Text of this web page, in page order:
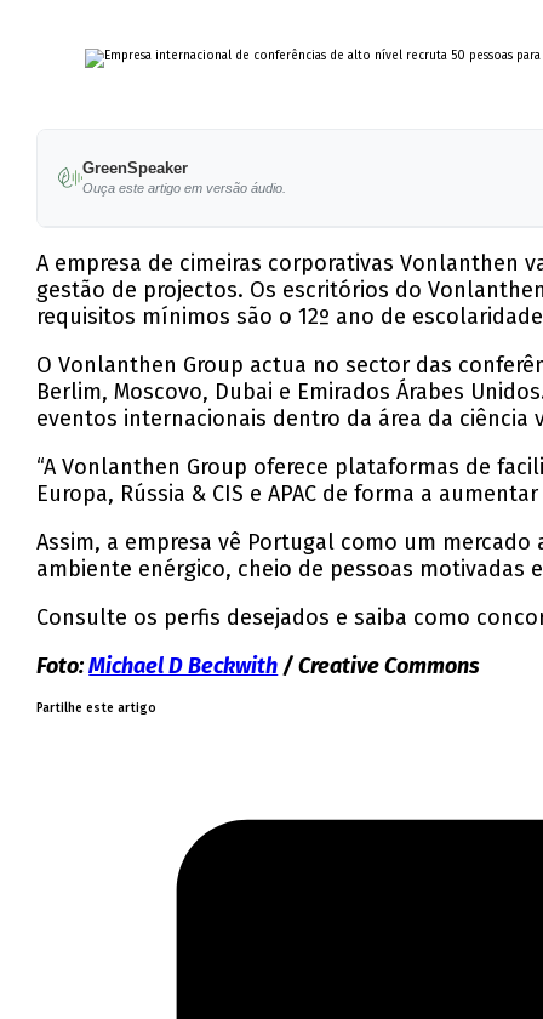
GreenSpeaker
Ouça este artigo em versão áudio.
A empresa de cimeiras corporativas Vonlanthen
gestão de projectos. Os escritórios do
requisitos mínimos são o 12º ano de
O Vonlanthen Group actua no sector das
Berlim, Moscovo, Dubai e Emirados Árabes
eventos internacionais dentro da área da ciência
“A Vonlanthen Group oferece plataformas de
Europa, Rússia & CIS e APAC de forma a
Assim, a empresa vê Portugal como um
ambiente enérgico, cheio de pessoas motivadas
Consulte os perfis desejados e saiba como
Foto:Michael D Beckwith / Creative Commons
Partilhe este artigo